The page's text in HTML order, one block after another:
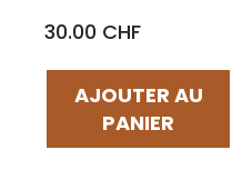
30.00 CHF
AJOUTER AU
PANIER